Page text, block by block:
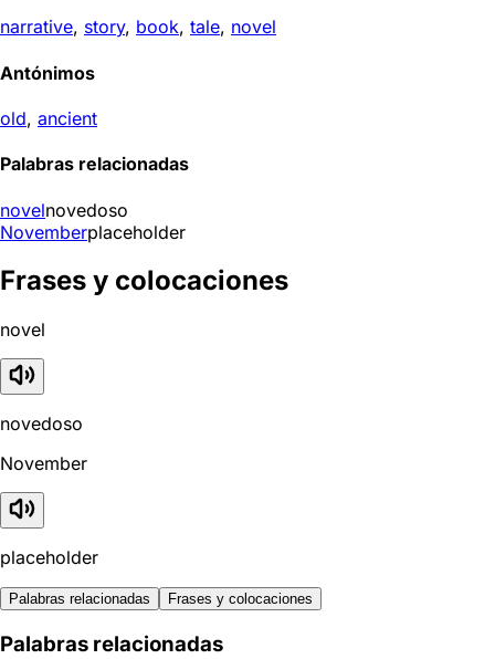
narrative, story, book, tale, novel
Antónimos
old, ancient
Palabras relacionadas
novelnovedoso
Novemberplaceholder
Frases y colocaciones
novel
novedoso
November
placeholder
Palabras relacionadas Frases y colocaciones
Palabras relacionadas